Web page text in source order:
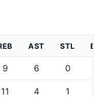
AST STL
9 6 0
11 4 1